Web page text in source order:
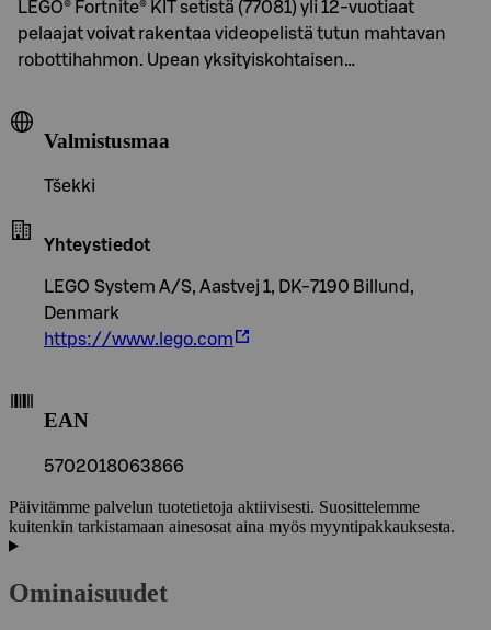
LEGO® Fortnite® KIT setistä (77081) yli 12-vuotiaat
pelaajat voivat rakentaa videopelistä tutun mahtavan
robottihahmon. Upean yksityiskohtaisen…
Valmistusmaa
Tšekki
Yhteystiedot
LEGO System A/S, Aastvej 1, DK-7190 Billund,
Denmark
https://www.lego.com
EAN
5702018063866
Päivitämme palvelun tuotetietoja aktiivisesti. Suosittelemme
kuitenkin tarkistamaan ainesosat aina myös myyntipakkauksesta.
Ominaisuudet